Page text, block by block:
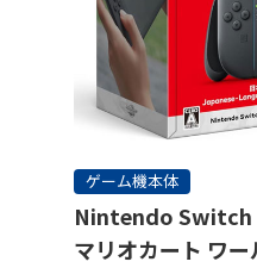
ゲーム機本体
Nintendo Switch
マリオカート ワー